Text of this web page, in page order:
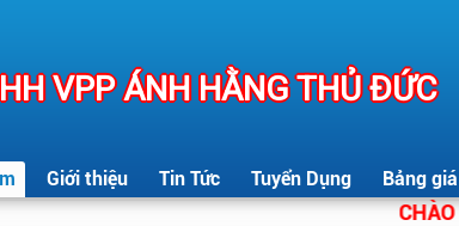
VPP ÁNH HẰNG THỦ ĐỨC
Giới thiệu Tin Tức Tuyển Dụng Bảng giá
CHÀO